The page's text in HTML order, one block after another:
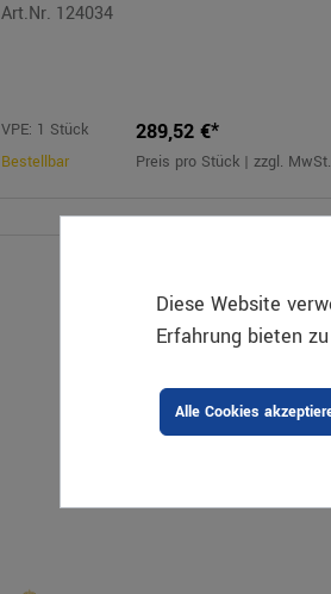
Art.Nr. 124034
VPE: 1 Stück
Bestellbar
289,52 €*
Preis pro Stück | zzgl. MwSt.
Diese Website
Erfahrung bieten
Alle Cookies